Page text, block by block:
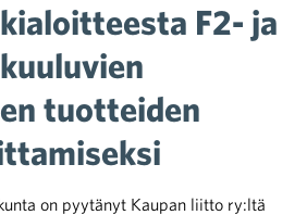
F2- ja
tuotteiden
on pyytänyt Kaupan liitto ry:ltä